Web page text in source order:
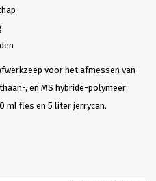
voor het afmessen van
, en MS hybride-polymeer
ml fles en 5 liter jerrycan.